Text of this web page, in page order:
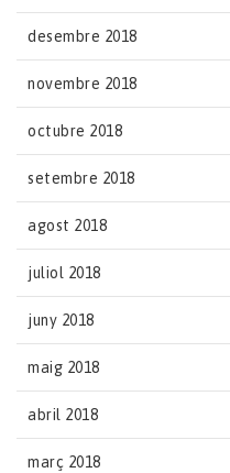
desembre 2018
novembre 2018
octubre 2018
setembre 2018
agost 2018
juliol 2018
juny 2018
maig 2018
abril 2018
març 2018